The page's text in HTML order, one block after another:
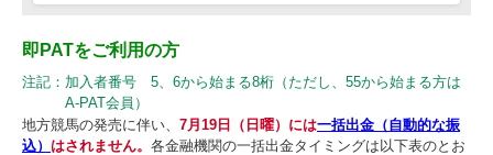
即PATをご利用の方
注記： 加入者番号 5、6から始まる8桁（ただし、55から始まる方は
A-PAT会員）
地方競馬の発売に伴い、 7月19日（日曜）には一括出金（自動的な振
込） はされません。 各金融機関の一括出金タイミングは以下表のとお